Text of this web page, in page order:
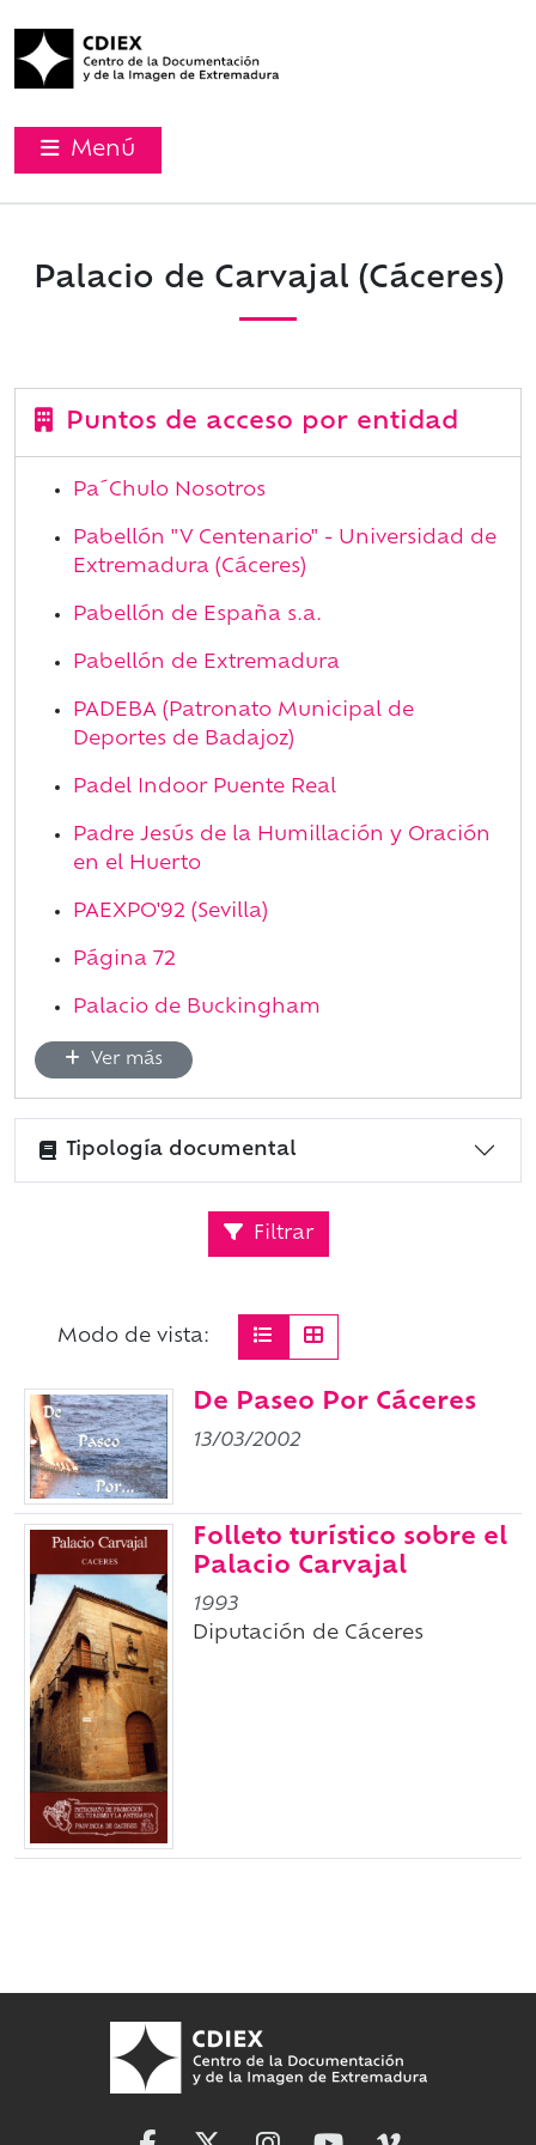
Menú
Palacio de Carvajal (Cáceres)
Puntos de acceso por entidad
Pa´Chulo Nosotros
Pabellón "V Centenario" - Universidad de
Extremadura (Cáceres)
Pabellón de España s.a.
Pabellón de Extremadura
PADEBA (Patronato Municipal de
Deportes de Badajoz)
Padel Indoor Puente Real
Padre Jesús de la Humillación y Oración
en el Huerto
PAEXPO'92 (Sevilla)
Página 72
Palacio de Buckingham
Ver más
Tipología documental
Filtrar
Modo de vista:
De Paseo Por Cáceres
13/03/2002
Folleto turístico sobre el
Palacio Carvajal
1993
Diputación de Cáceres